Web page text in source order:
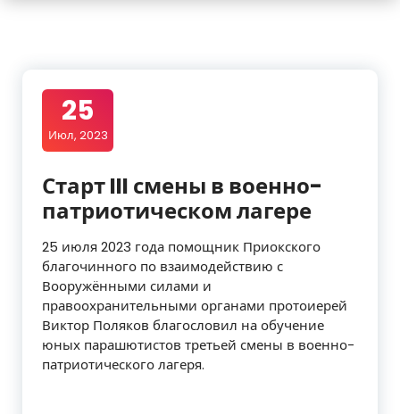
25
Июл, 2023
Старт III смены в военно-
патриотическом лагере
25 июля 2023 года помощник Приокского
благочинного по взаимодействию с
Вооружёнными силами и
правоохранительными органами протоиерей
Виктор Поляков благословил на обучение
юных парашютистов третьей смены в военно-
патриотического лагеря.